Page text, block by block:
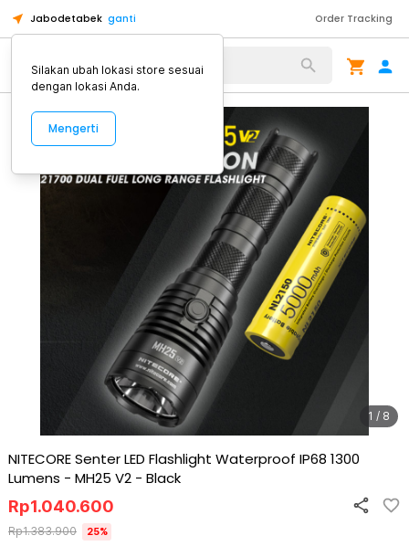
Jabodetabek ganti Order Tracking
Alat Kopi
1 / 8
NITECORE Senter LED Flashlight Waterproof IP68 1300
Lumens - MH25 V2 - Black
Rp1.040.600
Rp1.383.900 25%
Silakan ubah lokasi store sesuai
dengan lokasi Anda.
Mengerti